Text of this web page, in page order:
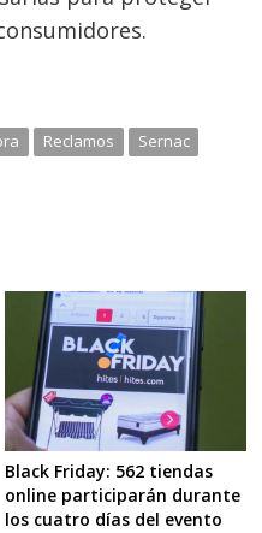
Reclamos
Sernac
Black Friday: 562 tiendas
online participarán durante
los cuatro días del evento